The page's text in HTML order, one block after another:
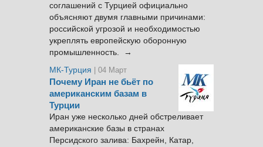
соглашений с Турцией официально
объясняют двумя главными причинами:
российской угрозой и необходимостью
укреплять европейскую оборонную
промышленность. →
МК-Турция
| 04 Март
Почему Иран не бьёт по
американским базам в
Турции
Иран уже несколько дней обстреливает
американские базы в странах
Персидского залива: Бахрейн, Катар,